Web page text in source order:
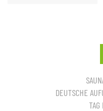
DEUTSCHE
TAG